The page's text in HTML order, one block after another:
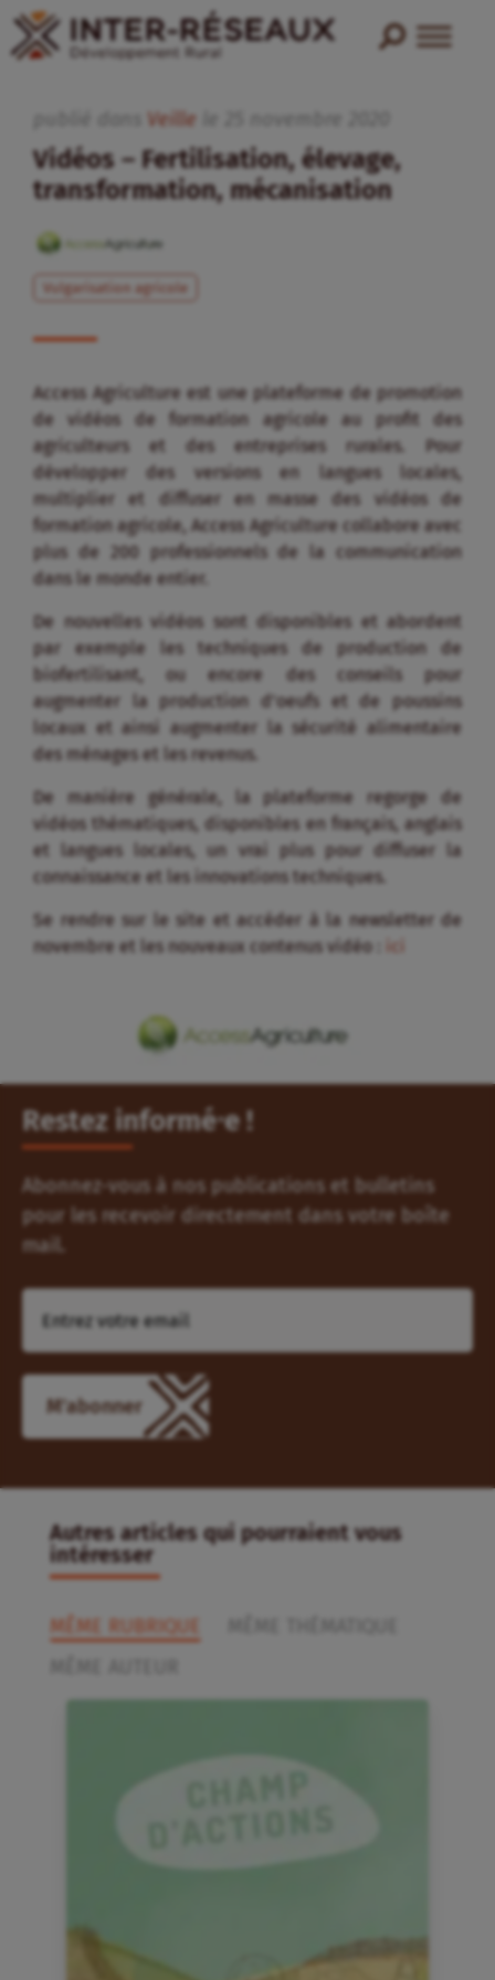
Veille
Vidéos – Fertilisation, élevage,
transformation, mécanisation
Vulgarisation agricole
Access Agriculture est une plateforme de promotion
de vidéos de formation agricole au profit des
agriculteurs et des entreprises rurales. Pour
développer des versions en langues locales,
multiplier et diffuser en masse des vidéos de
formation agricole, Access Agriculture collabore avec
plus de 200 professionnels de la communication
dans le monde entier.
De nouvelles vidéos sont disponibles et abordent
par exemple les techniques de production de
biofertilisant, ou encore des conseils pour
augmenter la production d’oeufs et de poussins
locaux et ainsi augmenter la sécurité alimentaire
des ménages et les revenus.
De manière générale, la plateforme regorge de
vidéos thématiques, disponibles en français, anglais
et langues locales, un vrai plus pour diffuser la
connaissance et les innovations techniques.
Se rendre sur le site et accéder à la newsletter de
novembre et les nouveaux contenus vidéo :
ici
Restez informé⸱e !
Abonnez-vous à nos publications et bulletins
pour les recevoir directement dans votre boîte
mail.
Autres articles qui pourraient vous
intéresser
MÊME RUBRIQUE